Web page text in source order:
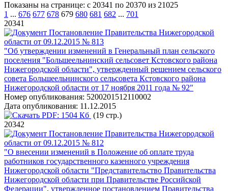
Показаны на странице: с 20341 по 20370 из 21025
1 ... 676 677 678 679 680 681 682 ... 701
20341
Постановление Правительства Нижегородской
области от 09.12.2015 № 813
"Об утверждении изменений в Генеральный план сельского
поселения "Большеельнинский сельсовет Кстовского района
Нижегородской области", утвержденный решением сельского
совета Большеельнинского сельсовета Кстовского района
Нижегородской области от 17 ноября 2011 года № 92"
Номер опубликования: 5200201512110002
Дата опубликования: 11.12.2015
PDF: 1504 Кб (19 стр.)
20342
Постановление Правительства Нижегородской
области от 09.12.2015 № 812
"О внесении изменений в Положение об оплате труда
работников государственного казенного учреждения
Нижегородской области "Представительство Правительства
Нижегородской области при Правительстве Российской
Федерации", утвержденное постановлением Правительства